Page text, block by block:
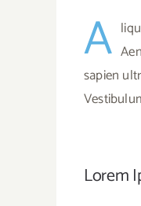
A
sapien
Lorem